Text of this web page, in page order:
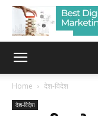
Home देश-विदेश
देश-विदेश